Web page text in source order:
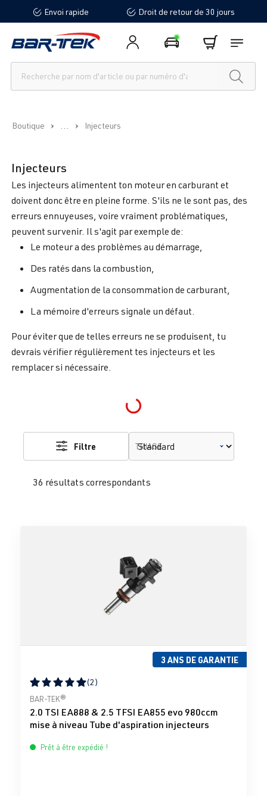
principalEnvoi rapide Droit de retour de 30 jours
Boutique ... Injecteurs
Injecteurs
Les injecteurs alimentent ton moteur en carburant et
doivent donc être en pleine forme. S'ils ne le sont pas, des
erreurs ennuyeuses, voire vraiment problématiques,
peuvent survenir. Il s'agit par exemple de:
Le moteur a des problèmes au démarrage,
Des ratés dans la combustion,
Augmentation de la consommation de carburant,
La mémoire d'erreurs signale un défaut.
Pour éviter que de telles erreurs ne se produisent, tu
devrais vérifier régulièrement tes injecteurs et les
remplacer si nécessaire.
Loading...
36 résultats correspondants
Filtre TRIAGE
3 ANS DE GARANTIE
Note moyenne de 5 sur 5 étoiles
(2)
BAR-TEK®
2.0 TSI EA888 & 2.5 TFSI EA855 evo 980ccm
mise à niveau Tube d'aspiration injecteurs
Prêt à être expédié !